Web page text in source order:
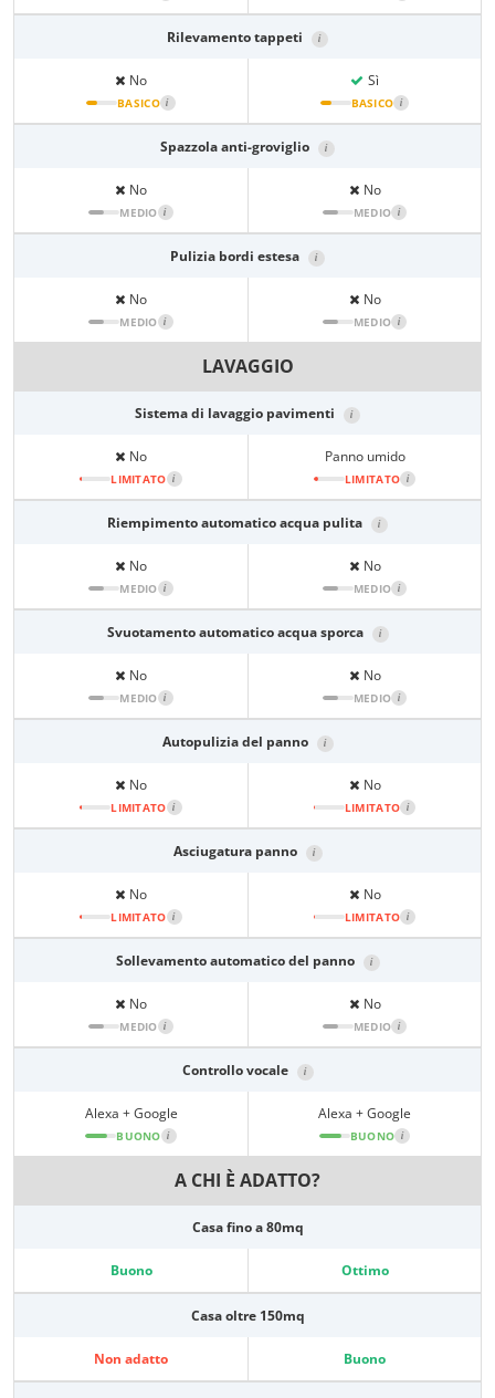
Rilevamento tappeti i
No
BASICO i
Sì
BASICO i
Spazzola anti-groviglio i
No
MEDIO i
No
MEDIO i
Pulizia bordi estesa i
No
MEDIO i
No
MEDIO i
LAVAGGIO
Sistema di lavaggio pavimenti i
No
LIMITATO i
Panno umido
LIMITATO i
Riempimento automatico acqua pulita i
No
MEDIO i
No
MEDIO i
Svuotamento automatico acqua sporca i
No
MEDIO i
No
MEDIO i
Autopulizia del panno i
No
LIMITATO i
No
LIMITATO i
Asciugatura panno i
No
LIMITATO i
No
LIMITATO i
Sollevamento automatico del panno i
No
MEDIO i
No
MEDIO i
Controllo vocale i
Alexa + Google
BUONO i
Alexa + Google
BUONO i
A CHI È ADATTO?
Casa fino a 80mq
Buono Ottimo
Casa oltre 150mq
Non adatto Buono